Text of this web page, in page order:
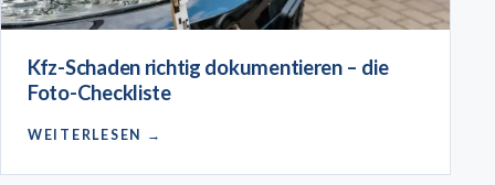
Kfz-Schaden richtig dokumentieren – die
Foto-Checkliste
WEITERLESEN →